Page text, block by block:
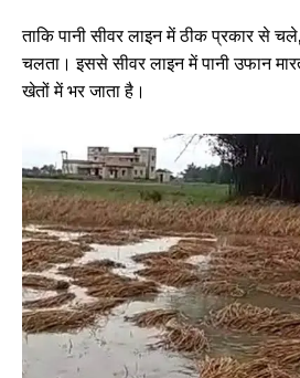
ताकि पानी सीवर लाइन में ठीक प्रकार से
चलता। इससे सीवर लाइन में पानी उफान
खेतों में भर जाता है।